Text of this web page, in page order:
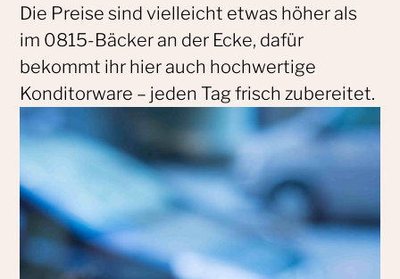
Die Preise sind vielleicht etwas höher als
im 0815-Bäcker an der Ecke, dafür
bekommt ihr hier auch hochwertige
Konditorware – jeden Tag frisch zubereitet.